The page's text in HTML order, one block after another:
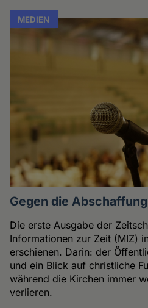
MEDIEN
Gegen die
Die erste Ausgabe der
Informationen zur Zeit (MIZ)
erschienen. Darin: der
und ein Blick auf christliche
während die Kirchen immer
verlieren.